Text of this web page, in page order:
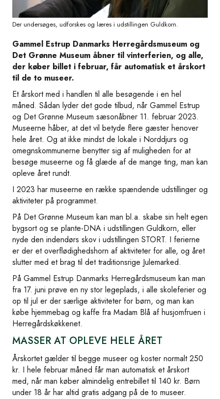
Der undersøges, udforskes og læres i udstillingen Guldkorn.
Gammel Estrup Danmarks Herregårdsmuseum og
Det Grønne Museum åbner til vinterferien, og alle,
der køber billet i februar, får automatisk et årskort
til de to museer.
Et årskort med i handlen til alle besøgende i en hel
måned. Sådan lyder det gode tilbud, når Gammel Estrup
og Det Grønne Museum sæsonåbner 11. februar 2023.
Museerne håber, at det vil betyde flere gæster henover
hele året. Og at ikke mindst de lokale i Norddjurs og
omegnskommunerne benytter sig af muligheden for at
besøge museerne og få glæde af de mange ting, man kan
opleve året rundt.
I 2023 har museerne en række spændende udstillinger og
aktiviteter på programmet.
På Det Grønne Museum kan man bl.a. skabe sin helt egen
bygsort og se plante-DNA i udstillingen Guldkorn, eller
nyde den indendørs skov i udstillingen STORT. I ferierne
er der et overflødighedshorn af aktiviteter for alle, og året
slutter med et brag til det traditionsrige Julemarked.
På Gammel Estrup Danmarks Herregårdsmuseum kan man
fra 17. juni prøve en ny stor legeplads, i alle skoleferier og
op til jul er der særlige aktiviteter for børn, og man kan
købe hjemmebag og kaffe fra Madam Blå af husjomfruen i
Herregårdskøkkenet.
MASSER AT OPLEVE HELE ÅRET
Årskortet gælder til begge museer og koster normalt 250
kr. I hele februar måned får man automatisk et årskort
med, når man køber almindelig entrebillet til 140 kr. Børn
under 18 år har altid gratis adgang på de to museer.